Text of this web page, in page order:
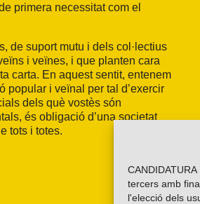
tercers amb
l'elecció dels
primera necessitat com el
de suport mutu i dels col·lectius
i veïnes, i que planten cara
carta. En aquest sentit, entenem
popular i veïnal per tal d’exercir
dels què vostès són
és obligació d’una societat
tots i totes.